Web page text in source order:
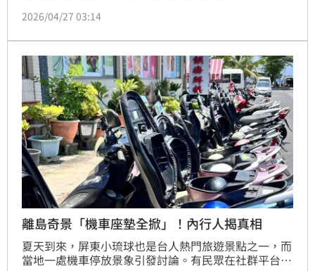
苦掙扎，一個湧浪襲來，男子重心不穩，手才鬆開，離
男子，他依親來台，供稱是海龜被浪拍打到身旁，才出
手「幫忙移開」，但觸碰就是事實，被移送偵辦。
2026/04/27 03:14
離島奇景「機車座墊全掀」！內行人揭真相
夏天到來，屏東小琉球也是台人熱門旅遊景點之一，而
當地一處機車停放景象引發討論。有民眾在社群平台分